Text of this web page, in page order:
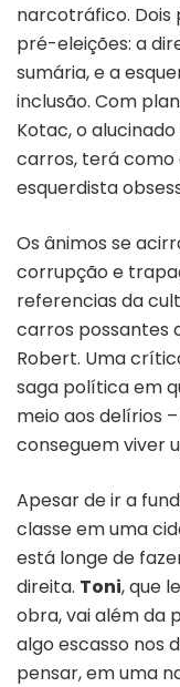
narcotráfico. Dois
pré-eleições: a
sumária, e a
inclusão. Com
Kotac, o
carros, terá como
esquerdista
Os ânimos se
corrupção e
referencias da
carros possantes
Robert. Uma
saga política em
meio aos delírios
conseguem viver
Apesar de ir a
classe em uma
está longe de
direita. Toni, que
obra, vai além da
algo escasso nos
pensar, em uma